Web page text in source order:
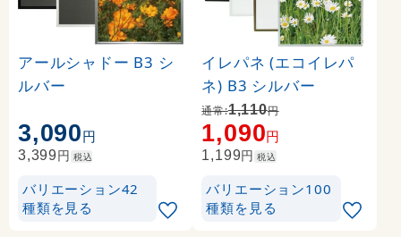
アールシャドー B3 シ
ルバー
3,090円
3,399円 税込
バリエーション42
種類を見る
イレパネ (エコイレパ
ネ) B3 シルバー
通常:1,110円
1,090円
1,199円 税込
バリエーション100
種類を見る